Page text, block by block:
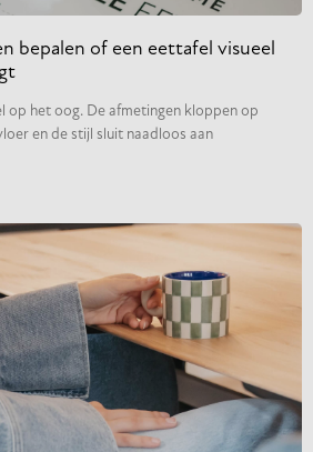
bepalen of een eettafel visueel
op het oog. De afmetingen kloppen op
en de stijl sluit naadloos aan